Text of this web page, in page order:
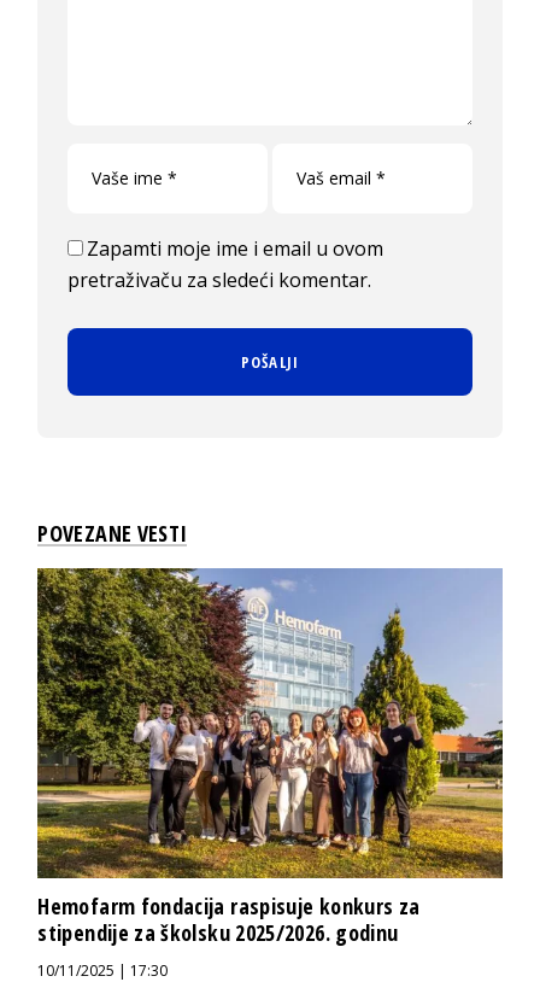
Zapamti moje ime i email u ovom
pretraživaču za sledeći komentar.
POVEZANE VESTI
Hemofarm fondacija raspisuje konkurs za
stipendije za školsku 2025/2026. godinu
10/11/2025 | 17:30